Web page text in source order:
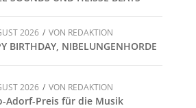
2026 / VON REDAKTION
BIRTHDAY, NIBELUNGENHORDE
2026 / VON REDAKTION
Adorf-Preis für die Musik